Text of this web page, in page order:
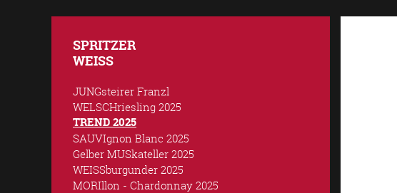
SPRITZER
WEISS
JUNGsteirer Franzl
WELSCHriesling 2025
TREND 2025
SAUVIgnon Blanc 2025
Gelber MUSkateller 2025
WEISSburgunder 2025
MORIllon - Chardonnay 2025